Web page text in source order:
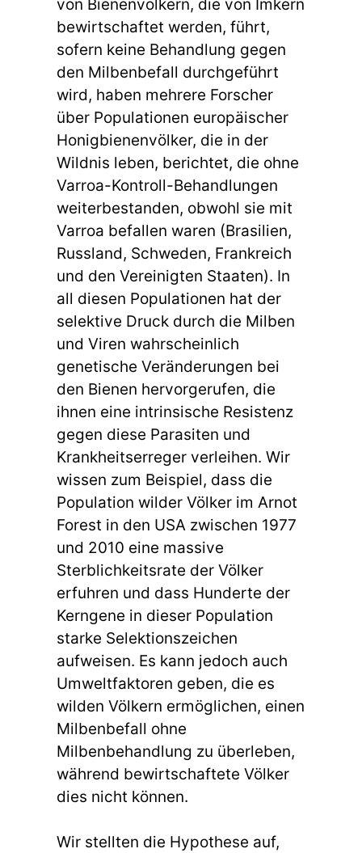
von Bienenvölkern, die von Imkern
bewirtschaftet werden, führt,
sofern keine Behandlung gegen
den Milbenbefall durchgeführt
wird, haben mehrere Forscher
über Populationen europäischer
Honigbienenvölker, die in der
Wildnis leben, berichtet, die ohne
Varroa-Kontroll-Behandlungen
weiterbestanden, obwohl sie mit
Varroa befallen waren (Brasilien,
Russland, Schweden, Frankreich
und den Vereinigten Staaten). In
all diesen Populationen hat der
selektive Druck durch die Milben
und Viren wahrscheinlich
genetische Veränderungen bei
den Bienen hervorgerufen, die
ihnen eine intrinsische Resistenz
gegen diese Parasiten und
Krankheitserreger verleihen. Wir
wissen zum Beispiel, dass die
Population wilder Völker im Arnot
Forest in den USA zwischen 1977
und 2010 eine massive
Sterblichkeitsrate der Völker
erfuhren und dass Hunderte der
Kerngene in dieser Population
starke Selektionszeichen
aufweisen. Es kann jedoch auch
Umweltfaktoren geben, die es
wilden Völkern ermöglichen, einen
Milbenbefall ohne
Milbenbehandlung zu überleben,
während bewirtschaftete Völker
dies nicht können.
Wir stellten die Hypothese auf,